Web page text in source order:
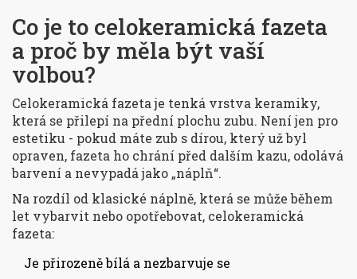
Co je to celokeramická fazeta
a proč by měla být vaší
volbou?
Celokeramická fazeta je tenká vrstva keramiky,
která se přilepí na přední plochu zubu. Není jen pro
estetiku - pokud máte zub s dírou, který už byl
opraven, fazeta ho chrání před dalším kazu, odolává
barvení a nevypadá jako „náplň“.
Na rozdíl od klasické náplně, která se může během
let vybarvit nebo opotřebovat, celokeramická
fazeta:
Je přirozeně bílá a nezbarvuje se